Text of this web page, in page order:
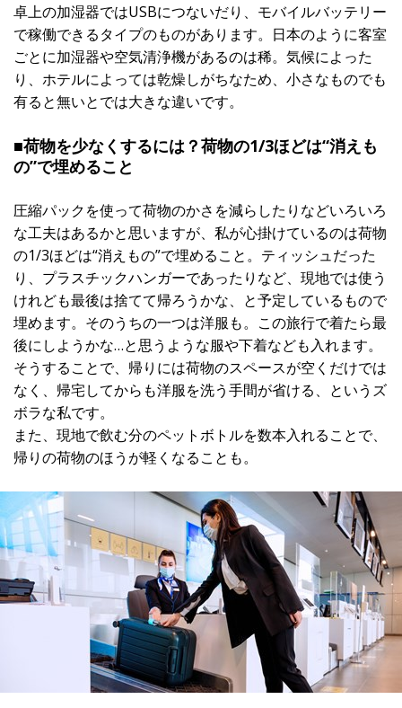
卓上の加湿器ではUSBにつないだり、モバイルバッテリー
で稼働できるタイプのものがあります。日本のように客室
ごとに加湿器や空気清浄機があるのは稀。気候によった
り、ホテルによっては乾燥しがちなため、小さなものでも
有ると無いとでは大きな違いです。
■荷物を少なくするには？荷物の1/3ほどは“消えも
の”で埋めること
圧縮パックを使って荷物のかさを減らしたりなどいろいろ
な工夫はあるかと思いますが、私が心掛けているのは荷物
の1/3ほどは“消えもの”で埋めること。ティッシュだった
り、プラスチックハンガーであったりなど、現地では使う
けれども最後は捨てて帰ろうかな、と予定しているもので
埋めます。そのうちの一つは洋服も。この旅行で着たら最
後にしようかな…と思うような服や下着なども入れます。
そうすることで、帰りには荷物のスペースが空くだけでは
なく、帰宅してからも洋服を洗う手間が省ける、というズ
ボラな私です。
また、現地で飲む分のペットボトルを数本入れることで、
帰りの荷物のほうが軽くなることも。